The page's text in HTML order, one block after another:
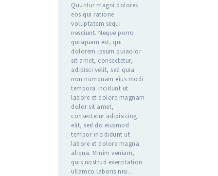
Quuntur magni dolores
eos qui ratione
voluptatem sequi
nesciunt. Neque porro
quisquam est, qui
dolorem ipsum quiaolor
sit amet, consectetur,
adipisci velit, sed quia
non numquam eius modi
tempora incidunt ut
labore et dolore magnam
dolor sit amet,
consectetur adipisicing
elit, sed do eiusmod
tempor incididunt ut
labore et dolore magna
aliqua. Minim veniam,
quis nostrud exercitation
ullamco laboris nisi…